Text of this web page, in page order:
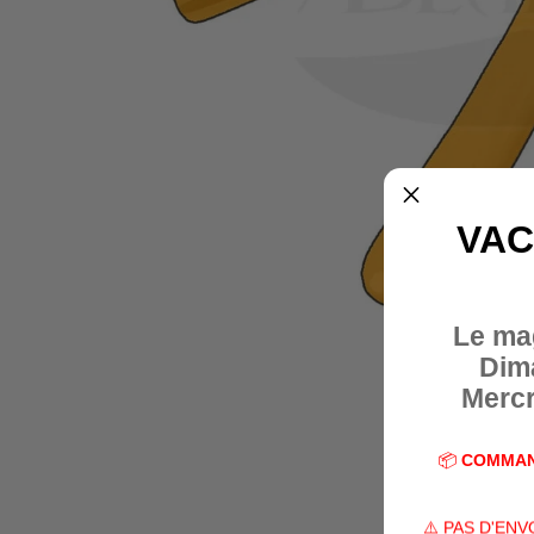
Le
📦
⚠️ PAS